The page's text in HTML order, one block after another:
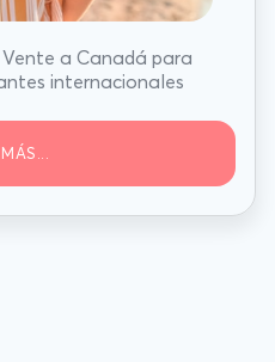
a Canadá para
internacionales